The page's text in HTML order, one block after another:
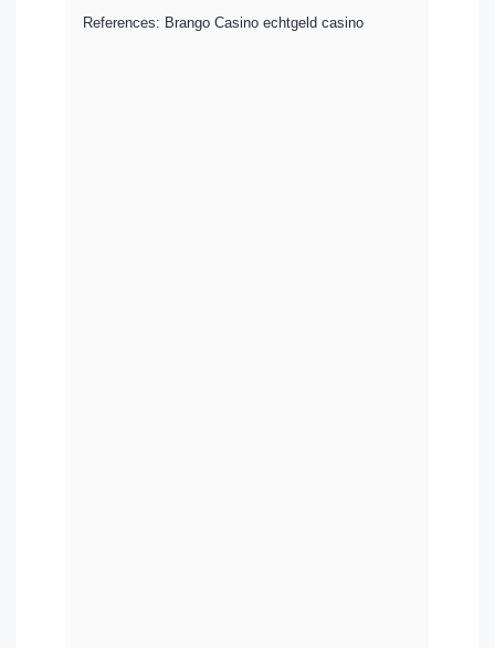
References: Brango Casino echtgeld casino